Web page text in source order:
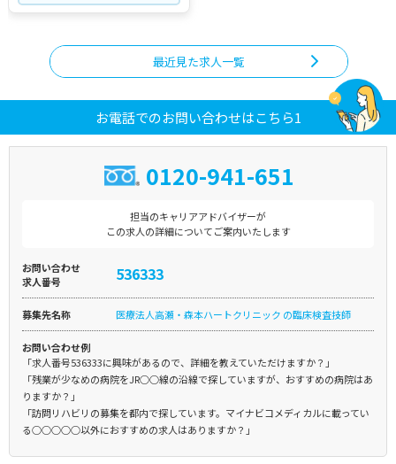
最近見た求人一覧
お電話でのお問い合わせはこちら1
0120-941-651
担当のキャリアアドバイザーが
この求人の詳細についてご案内いたします
お問い合わせ
求人番号
536333
募集先名称 医療法人高瀬・森本ハートクリニック の臨床検査技師
お問い合わせ例
「求人番号536333に興味があるので、詳細を教えていただけますか？」
「残業が少なめの病院をJR○○線の沿線で探していますが、おすすめの病院はあ
りますか？」
「訪問リハビリの募集を都内で探しています。マイナビコメディカルに載ってい
る○○○○○以外におすすめの求人はありますか？」